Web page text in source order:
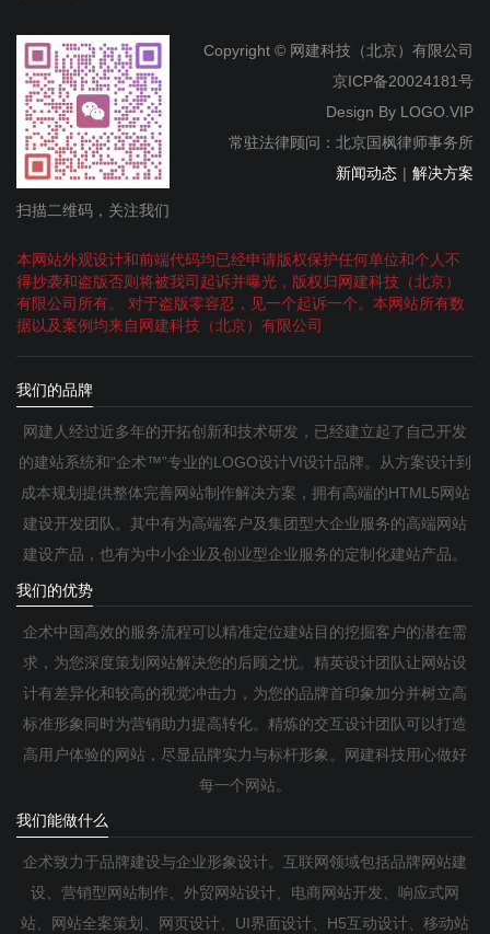
扫描二维码，关注我们
Copyright © 网建科技（北京）有限公司
京ICP备20024181号
Design By LOGO.VIP
常驻法律顾问：北京国枫律师事务所
新闻动态 | 解决方案
本网站外观设计和前端代码均已经申请版权保护任何单位和个人不
得抄袭和盗版否则将被我司起诉并曝光，版权归网建科技（北京）
有限公司所有。 对于盗版零容忍，见一个起诉一个。本网站所有数
据以及案例均来自网建科技（北京）有限公司
我们的品牌
网建人经过近多年的开拓创新和技术研发，已经建立起了自己开发
的建站系统和“企术™”专业的LOGO设计VI设计品牌。从方案设计到
成本规划提供整体完善网站制作解决方案，拥有高端的HTML5网站
建设开发团队。其中有为高端客户及集团型大企业服务的高端网站
建设产品，也有为中小企业及创业型企业服务的定制化建站产品。
我们的优势
企术中国高效的服务流程可以精准定位建站目的挖掘客户的潜在需
求，为您深度策划网站解决您的后顾之忧。精英设计团队让网站设
计有差异化和较高的视觉冲击力，为您的品牌首印象加分并树立高
标准形象同时为营销助力提高转化。精炼的交互设计团队可以打造
高用户体验的网站，尽显品牌实力与标杆形象。网建科技用心做好
每一个网站。
我们能做什么
企术致力于品牌建设与企业形象设计。互联网领域包括品牌网站建
设、营销型网站制作、外贸网站设计、电商网站开发、响应式网
站、网站全案策划、网页设计、UI界面设计、H5互动设计、移动站